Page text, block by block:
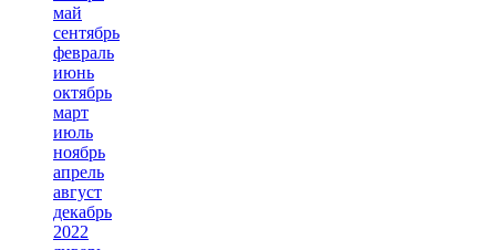
май
сентябрь
февраль
июнь
октябрь
март
июль
ноябрь
апрель
август
декабрь
2022